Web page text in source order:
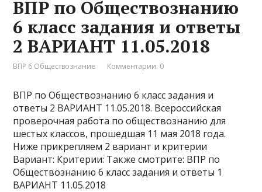
ВПР по Обществознанию
6 класс задания и ответы
2 ВАРИАНТ 11.05.2018
ВПР 6 Обществознание Комментарии: 0
ВПР по Обществознанию 6 класс задания и
ответы 2 ВАРИАНТ 11.05.2018. Всероссийская
проверочная работа по обществознанию для
шестых классов, прошедшая 11 мая 2018 года.
Ниже прикрепляем 2 вариант и критерии
Вариант: Критерии: Также смотрите: ВПР по
Обществознанию 6 класс задания и ответы 1
ВАРИАНТ 11.05.2018